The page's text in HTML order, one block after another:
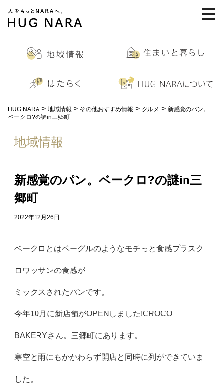
HUG NARA > 地域情報 > その他おすすめ情報 > グルメ > 新感覚のパン。
ベークロ?の謎in三郷町
地域情報
新感覚のパン。ベークロ?の謎in三
郷町
2022年12月26日
ベークロとはベーグルのようなモチっと食感プラスク
ロワッサンの食感が
ミックスされたパンです。
今年10月に新店舗がOPENしました!CROCO
BAKERYさん。三郷町にあります。
寒空と雨にもかかわらず開店と同時に列ができていま
した。